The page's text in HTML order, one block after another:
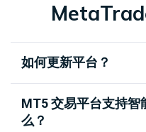
如何更新平台？
MT5 交易平台支持智
么？